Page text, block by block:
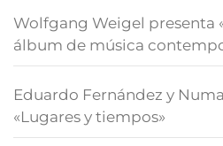
Wolfgang Weigel presenta
álbum de música
Eduardo Fernández y
«Lugares y tiempos»